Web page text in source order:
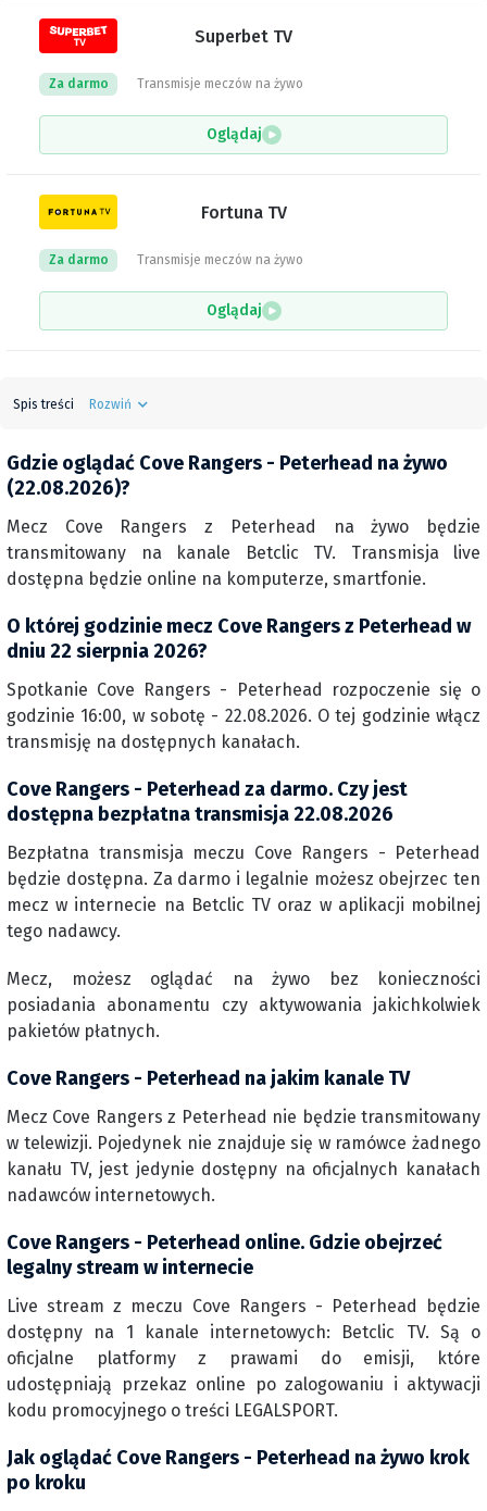
Superbet TV
Transmisje meczów na żywo
Za darmo
Oglądaj
Fortuna TV
Transmisje meczów na żywo
Za darmo
Oglądaj
Spis treści Rozwiń
Gdzie oglądać Cove Rangers - Peterhead na żywo
(22.08.2026)?
Mecz Cove Rangers z Peterhead na żywo będzie
transmitowany na kanale Betclic TV. Transmisja live
dostępna będzie online na komputerze, smartfonie.
O której godzinie mecz Cove Rangers z Peterhead w
dniu 22 sierpnia 2026?
Spotkanie Cove Rangers - Peterhead rozpoczenie się o
godzinie 16:00, w sobotę - 22.08.2026. O tej godzinie włącz
transmisję na dostępnych kanałach.
Cove Rangers - Peterhead za darmo. Czy jest
dostępna bezpłatna transmisja 22.08.2026
Bezpłatna transmisja meczu Cove Rangers - Peterhead
będzie dostępna. Za darmo i legalnie możesz obejrzec ten
mecz w internecie na Betclic TV oraz w aplikacji mobilnej
tego nadawcy.
Mecz, możesz oglądać na żywo bez konieczności
posiadania abonamentu czy aktywowania jakichkolwiek
pakietów płatnych.
Cove Rangers - Peterhead na jakim kanale TV
Mecz Cove Rangers z Peterhead nie będzie transmitowany
w telewizji. Pojedynek nie znajduje się w ramówce żadnego
kanału TV, jest jedynie dostępny na oficjalnych kanałach
nadawców internetowych.
Cove Rangers - Peterhead online. Gdzie obejrzeć
legalny stream w internecie
Live stream z meczu Cove Rangers - Peterhead będzie
dostępny na 1 kanale internetowych: Betclic TV. Są o
oficjalne platformy z prawami do emisji, które
udostępniają przekaz online po zalogowaniu i aktywacji
kodu promocyjnego o treści LEGALSPORT.
Jak oglądać Cove Rangers - Peterhead na żywo krok
po kroku